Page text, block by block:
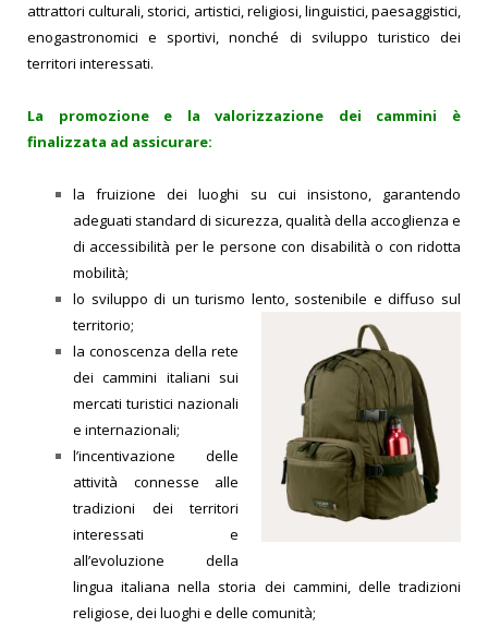
attrattori culturali, storici, artistici, religiosi, linguistici, paesaggistici,
enogastronomici e sportivi, nonché di sviluppo turistico dei
territori interessati.
La promozione e la valorizzazione dei cammini è
finalizzata ad assicurare:
la fruizione dei luoghi su cui insistono, garantendo
adeguati standard di sicurezza, qualità della accoglienza e
di accessibilità per le persone con disabilità o con ridotta
mobilità;
lo sviluppo di un turismo lento, sostenibile e diffuso sul
territorio;
la conoscenza della rete
dei cammini italiani sui
mercati turistici nazionali
e internazionali;
l’incentivazione delle
attività connesse alle
tradizioni dei territori
interessati e
all’evoluzione della
lingua italiana nella storia dei cammini, delle tradizioni
religiose, dei luoghi e delle comunità;